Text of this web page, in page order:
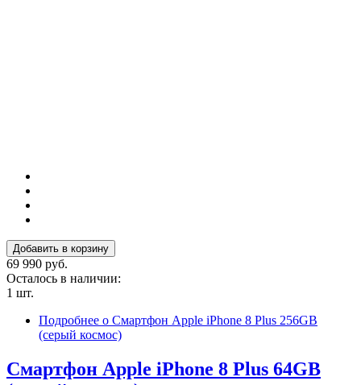
69 990 руб.
Осталось в наличии:
1 шт.
Подробнее о Смартфон Apple iPhone 8 Plus 256GB
(серый космос)
Смартфон Apple iPhone 8 Plus 64GB